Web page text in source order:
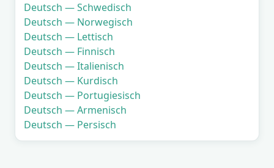
Deutsch — Schwedisch
Deutsch — Norwegisch
Deutsch — Lettisch
Deutsch — Finnisch
Deutsch — Italienisch
Deutsch — Kurdisch
Deutsch — Portugiesisch
Deutsch — Armenisch
Deutsch — Persisch